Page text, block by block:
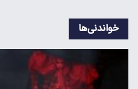
خواندنی‌ها